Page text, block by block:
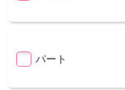
パート